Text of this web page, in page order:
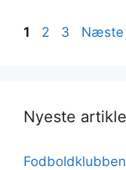
Side
1 Side
2 Side
3 Næste
Nyeste